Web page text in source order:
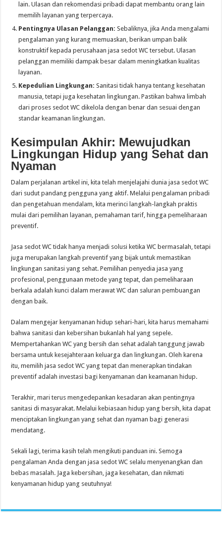
lain. Ulasan dan rekomendasi pribadi dapat membantu orang lain
memilih layanan yang terpercaya.
Pentingnya Ulasan Pelanggan: Sebaliknya, jika Anda mengalami
pengalaman yang kurang memuaskan, berikan umpan balik
konstruktif kepada perusahaan jasa sedot WC tersebut. Ulasan
pelanggan memiliki dampak besar dalam meningkatkan kualitas
layanan.
Kepedulian Lingkungan: Sanitasi tidak hanya tentang kesehatan
manusia, tetapi juga kesehatan lingkungan. Pastikan bahwa limbah
dari proses sedot WC dikelola dengan benar dan sesuai dengan
standar keamanan lingkungan.
Kesimpulan Akhir: Mewujudkan
Lingkungan Hidup yang Sehat dan
Nyaman
Dalam perjalanan artikel ini, kita telah menjelajahi dunia jasa sedot WC
dari sudut pandang pengguna yang aktif. Melalui pengalaman pribadi
dan pengetahuan mendalam, kita merinci langkah-langkah praktis
mulai dari pemilihan layanan, pemahaman tarif, hingga pemeliharaan
preventif.
Jasa sedot WC tidak hanya menjadi solusi ketika WC bermasalah, tetapi
juga merupakan langkah preventif yang bijak untuk memastikan
lingkungan sanitasi yang sehat. Pemilihan penyedia jasa yang
profesional, penggunaan metode yang tepat, dan pemeliharaan
berkala adalah kunci dalam merawat WC dan saluran pembuangan
dengan baik.
Dalam mengejar kenyamanan hidup sehari-hari, kita harus memahami
bahwa sanitasi dan kebersihan bukanlah hal yang sepele.
Mempertahankan WC yang bersih dan sehat adalah tanggung jawab
bersama untuk kesejahteraan keluarga dan lingkungan. Oleh karena
itu, memilih jasa sedot WC yang tepat dan menerapkan tindakan
preventif adalah investasi bagi kenyamanan dan keamanan hidup.
Terakhir, mari terus mengedepankan kesadaran akan pentingnya
sanitasi di masyarakat. Melalui kebiasaan hidup yang bersih, kita dapat
menciptakan lingkungan yang sehat dan nyaman bagi generasi
mendatang.
Sekali lagi, terima kasih telah mengikuti panduan ini. Semoga
pengalaman Anda dengan jasa sedot WC selalu menyenangkan dan
bebas masalah. Jaga kebersihan, jaga kesehatan, dan nikmati
kenyamanan hidup yang seutuhnya!